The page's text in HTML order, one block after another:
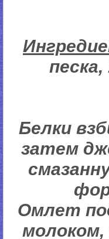
Белки
затем
Омлет